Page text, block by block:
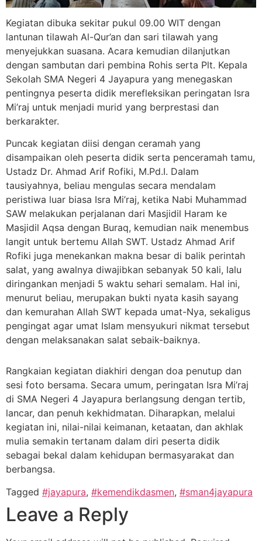
Kegiatan dibuka sekitar pukul 09.00 WIT dengan
lantunan tilawah Al-Qur’an dan sari tilawah yang
menyejukkan suasana. Acara kemudian dilanjutkan
dengan sambutan dari pembina Rohis serta Plt. Kepala
Sekolah SMA Negeri 4 Jayapura yang menegaskan
pentingnya peserta didik merefleksikan peringatan Isra
Mi’raj untuk menjadi murid yang berprestasi dan
berkarakter.
Puncak kegiatan diisi dengan ceramah yang
disampaikan oleh peserta didik serta penceramah tamu,
Ustadz Dr. Ahmad Arif Rofiki, M.Pd.I. Dalam
tausiyahnya, beliau mengulas secara mendalam
peristiwa luar biasa Isra Mi’raj, ketika Nabi Muhammad
SAW melakukan perjalanan dari Masjidil Haram ke
Masjidil Aqsa dengan Buraq, kemudian naik menembus
langit untuk bertemu Allah SWT. Ustadz Ahmad Arif
Rofiki juga menekankan makna besar di balik perintah
salat, yang awalnya diwajibkan sebanyak 50 kali, lalu
diringankan menjadi 5 waktu sehari semalam. Hal ini,
menurut beliau, merupakan bukti nyata kasih sayang
dan kemurahan Allah SWT kepada umat-Nya, sekaligus
pengingat agar umat Islam mensyukuri nikmat tersebut
dengan melaksanakan salat sebaik-baiknya.
Rangkaian kegiatan diakhiri dengan doa penutup dan
sesi foto bersama. Secara umum, peringatan Isra Mi’raj
di SMA Negeri 4 Jayapura berlangsung dengan tertib,
lancar, dan penuh kekhidmatan. Diharapkan, melalui
kegiatan ini, nilai-nilai keimanan, ketaatan, dan akhlak
mulia semakin tertanam dalam diri peserta didik
sebagai bekal dalam kehidupan bermasyarakat dan
berbangsa.
Tagged #jayapura, #kemendikdasmen, #sman4jayapura
Leave a Reply